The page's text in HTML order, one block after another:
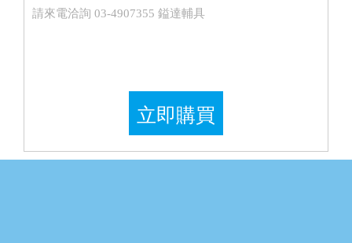
請來電洽詢 03-4907355 鎰達輔具
立即購買